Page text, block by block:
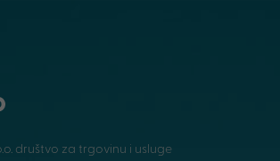
društvo za trgovinu i usluge